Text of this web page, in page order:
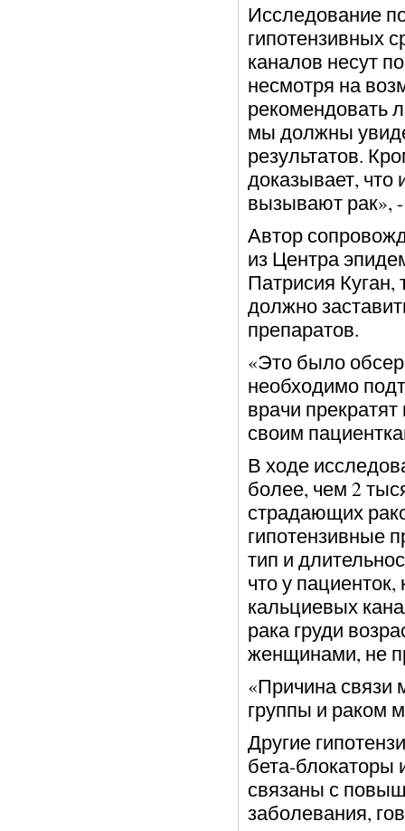
Исследование
гипотензивных
каналов несут
несмотря на
рекомендовать
мы должны
результатов.
доказывает,
вызывают рак»,
Автор
из Центра
Патрисия Куган,
должно
препаратов.
«Это было
необходимо
врачи
своим
В ходе
более, чем 2
страдающих
гипотензивные
тип и
что у
кальциевых
рака груди
женщинами, не
«Причина связи
группы и раком
Другие
бета-блокаторы
связаны с
заболевания,